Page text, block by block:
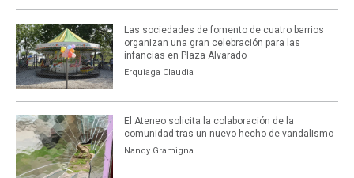
Las sociedades de fomento de cuatro barrios
organizan una gran celebración para las
infancias en Plaza Alvarado
Erquiaga Claudia
El Ateneo solicita la colaboración de la
comunidad tras un nuevo hecho de vandalismo
Nancy Gramigna